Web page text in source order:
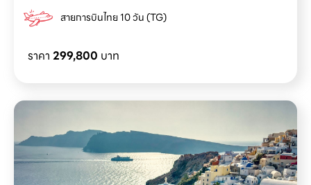
สายการบินไทย 10 วัน (TG)
ราคา 299,800 บาท